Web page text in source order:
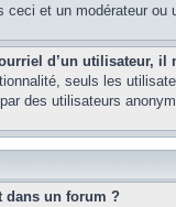
ceci et un modérateur
d’un utilisateur, il
seuls les
des utilisateurs
dans un forum ?